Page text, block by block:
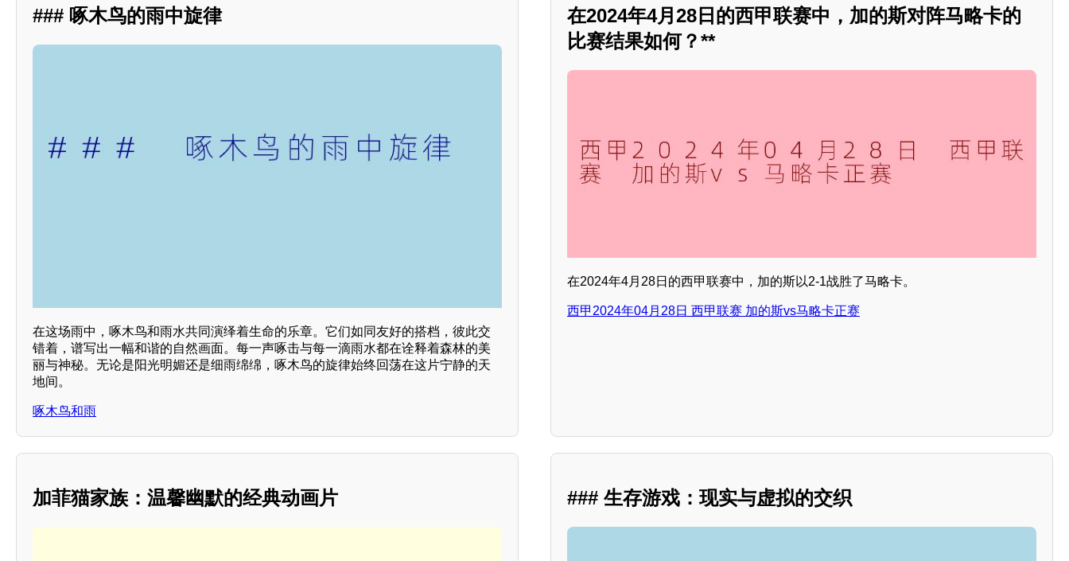
### 啄木鸟的雨中旋律
在这场雨中，啄木鸟和雨水共同演绎着生命的乐章。它们如同友好的搭档，彼此交
错着，谱写出一幅和谐的自然画面。每一声啄击与每一滴雨水都在诠释着森林的美
丽与神秘。无论是阳光明媚还是细雨绵绵，啄木鸟的旋律始终回荡在这片宁静的天
地间。
啄木鸟和雨
在2024年4月28日的西甲联赛中，加的斯对阵马略卡的
比赛结果如何？**
在2024年4月28日的西甲联赛中，加的斯以2-1战胜了马略卡。
西甲2024年04月28日 西甲联赛 加的斯vs马略卡正赛
加菲猫家族：温馨幽默的经典动画片 ### 生存游戏：现实与虚拟的交织